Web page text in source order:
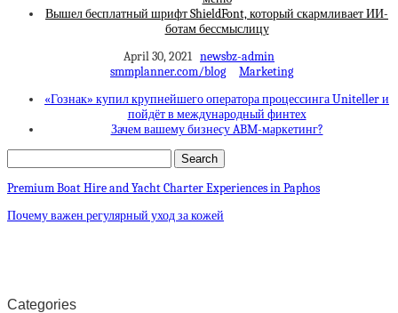
Вышел бесплатный шрифт ShieldFont, который скармливает ИИ-
ботам бессмыслицу
April 30, 2021 newsbz-admin
smmplanner.com/blog
Marketing
«Гознак» купил крупнейшего оператора процессинга Uniteller и
пойдёт в международный финтех
Зачем вашему бизнесу ABM-маркетинг?
Premium Boat Hire and Yacht Charter Experiences in Paphos
Почему важен регулярный уход за кожей
Categories